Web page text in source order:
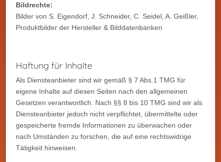
Bildrechte:
Bilder von S. Eigendorf, J. Schneider, C. Seidel, A. Geißler,
Produktbilder der Hersteller & Bilddatenbanken
Haftung für Inhalte
Als Diensteanbieter sind wir gemäß § 7 Abs.1 TMG für
eigene Inhalte auf diesen Seiten nach den allgemeinen
Gesetzen verantwortlich. Nach §§ 8 bis 10 TMG sind wir als
Diensteanbieter jedoch nicht verpflichtet, übermittelte oder
gespeicherte fremde Informationen zu überwachen oder
nach Umständen zu forschen, die auf eine rechtswidrige
Tätigkeit hinweisen.